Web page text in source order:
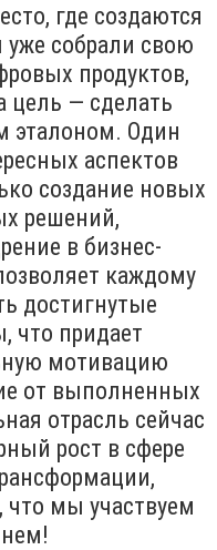
где создаются
собрали свою
продуктов,
цель — сделать
эталоном. Один
аспектов
создание новых
решений,
в бизнес-
каждому
достигнутые
что придает
мотивацию
от выполненных
отрасль сейчас
рост в сфере
что мы участвуем